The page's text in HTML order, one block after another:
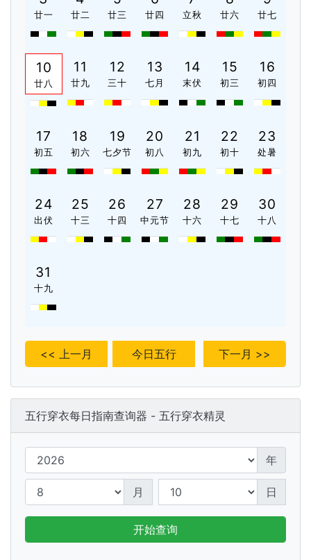
廿一 廿二 廿三 廿四 立秋 廿六 廿七
10
廿八
11
廿九
12
三十
13
七月
14
末伏
15
初三
16
初四
17
初五
18
初六
19
七夕节
20
初八
21
初九
22
初十
23
处暑
24
出伏
25
十三
26
十四
27
中元节
28
十六
29
十七
30
十八
31
十九
<< 上一月 今日五行 下一月 >>
五行穿衣每日指南查询器 - 五行穿衣精灵
年
月 日
开始查询